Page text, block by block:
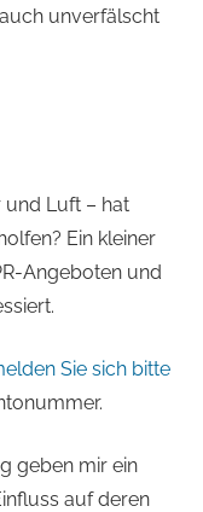
unverfälscht
und Luft – hat
Ein kleiner
Angeboten und
Sie sich bitte
geben mir ein
auf deren